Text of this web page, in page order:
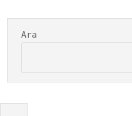
Ara